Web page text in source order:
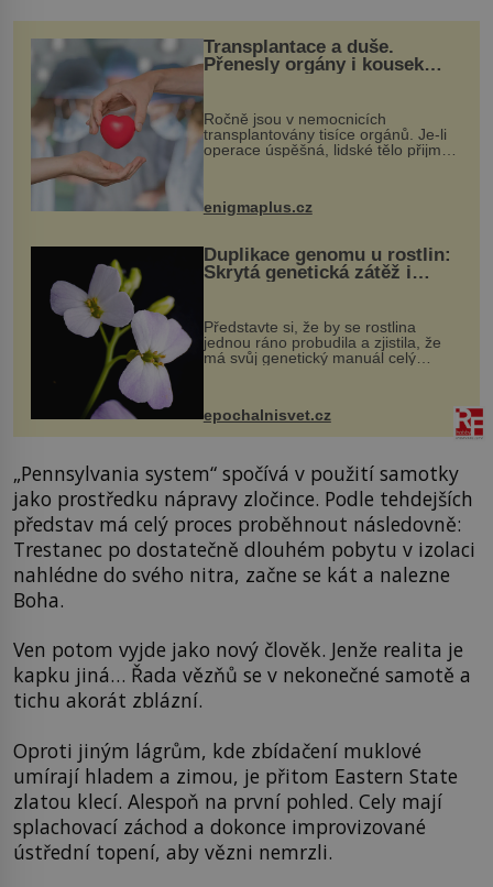
Transplantace a duše.
Přenesly orgány i kousek
Ročně jsou v nemocnicích
transplantovány tisíce orgánů. Je-li
operace úspěšná, lidské tělo přijme
enigmaplus.cz
Duplikace genomu u rostlin:
Skrytá genetická zátěž i
Představte si, že by se rostlina
jednou ráno probudila a zjistila, že
má svůj genetický manuál celý
vstupenka...
epochalnisvet.cz
„Pennsylvania system“ spočívá v použití samotky
jako prostředku nápravy zločince. Podle tehdejších
představ má celý proces proběhnout následovně:
Trestanec po dostatečně dlouhém pobytu v izolaci
nahlédne do svého nitra, začne se kát a nalezne
Boha.
Ven potom vyjde jako nový člověk. Jenže realita je
kapku jiná… Řada vězňů se v nekonečné samotě a
tichu akorát zblázní.
Oproti jiným lágrům, kde zbídačení muklové
umírají hladem a zimou, je přitom Eastern State
zlatou klecí. Alespoň na první pohled. Cely mají
splachovací záchod a dokonce improvizované
ústřední topení, aby vězni nemrzli.